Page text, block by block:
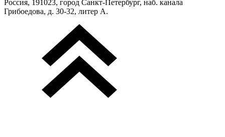
Россия, 191023, город Санкт-Петербург, наб. канала
Грибоедова, д. 30-32, литер А.